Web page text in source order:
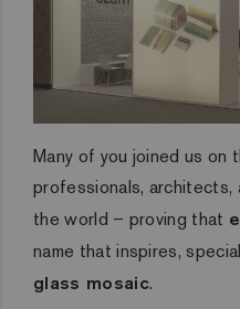
Many of you joined us on
professionals, architects,
the world – proving that
name that inspires,
glass mosaic.